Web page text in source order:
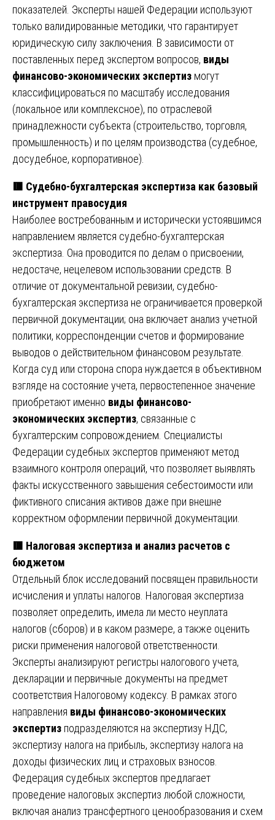
показателей. Эксперты нашей Федерации используют
только валидированные методики, что гарантирует
юридическую силу заключения. В зависимости от
поставленных перед экспертом вопросов, виды
финансово-экономических экспертиз могут
классифицироваться по масштабу исследования
(локальное или комплексное), по отраслевой
принадлежности субъекта (строительство, торговля,
промышленность) и по целям производства (судебное,
досудебное, корпоративное).
🟥 Судебно-бухгалтерская экспертиза как базовый
инструмент правосудия
Наиболее востребованным и исторически устоявшимся
направлением является судебно-бухгалтерская
экспертиза. Она проводится по делам о присвоении,
недостаче, нецелевом использовании средств. В
отличие от документальной ревизии, судебно-
бухгалтерская экспертиза не ограничивается проверкой
первичной документации; она включает анализ учетной
политики, корреспонденции счетов и формирование
выводов о действительном финансовом результате.
Когда суд или сторона спора нуждается в объективном
взгляде на состояние учета, первостепенное значение
приобретают именно виды финансово-
экономических экспертиз, связанные с
бухгалтерским сопровождением. Специалисты
Федерации судебных экспертов применяют метод
взаимного контроля операций, что позволяет выявлять
факты искусственного завышения себестоимости или
фиктивного списания активов даже при внешне
корректном оформлении первичной документации.
🟥 Налоговая экспертиза и анализ расчетов с
бюджетом
Отдельный блок исследований посвящен правильности
исчисления и уплаты налогов. Налоговая экспертиза
позволяет определить, имела ли место неуплата
налогов (сборов) и в каком размере, а также оценить
риски применения налоговой ответственности.
Эксперты анализируют регистры налогового учета,
декларации и первичные документы на предмет
соответствия Налоговому кодексу. В рамках этого
направления виды финансово-экономических
экспертиз подразделяются на экспертизу НДС,
экспертизу налога на прибыль, экспертизу налога на
доходы физических лиц и страховых взносов.
Федерация судебных экспертов предлагает
проведение налоговых экспертиз любой сложности,
включая анализ трансфертного ценообразования и схем